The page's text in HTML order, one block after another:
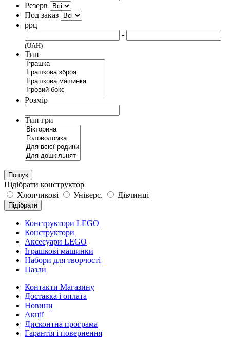
Резерв
Под заказ
ррц
-
(UAH)
Тип
Розмір
Тип гри
Пошук
Підібрати конструктор
Хлопчикові
Універс. Дівчинці
Підібрати
Конструктори LEGO
Конструктори
Аксесуари LEGO
Іграшкові машинки
Набори для творчості
Пазли
Контакти Магазину
Доставка і оплата
Новини
Акції
Дисконтна програма
Гарантія і повернення